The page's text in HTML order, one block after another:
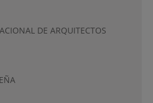
DE ARQUITECTOS